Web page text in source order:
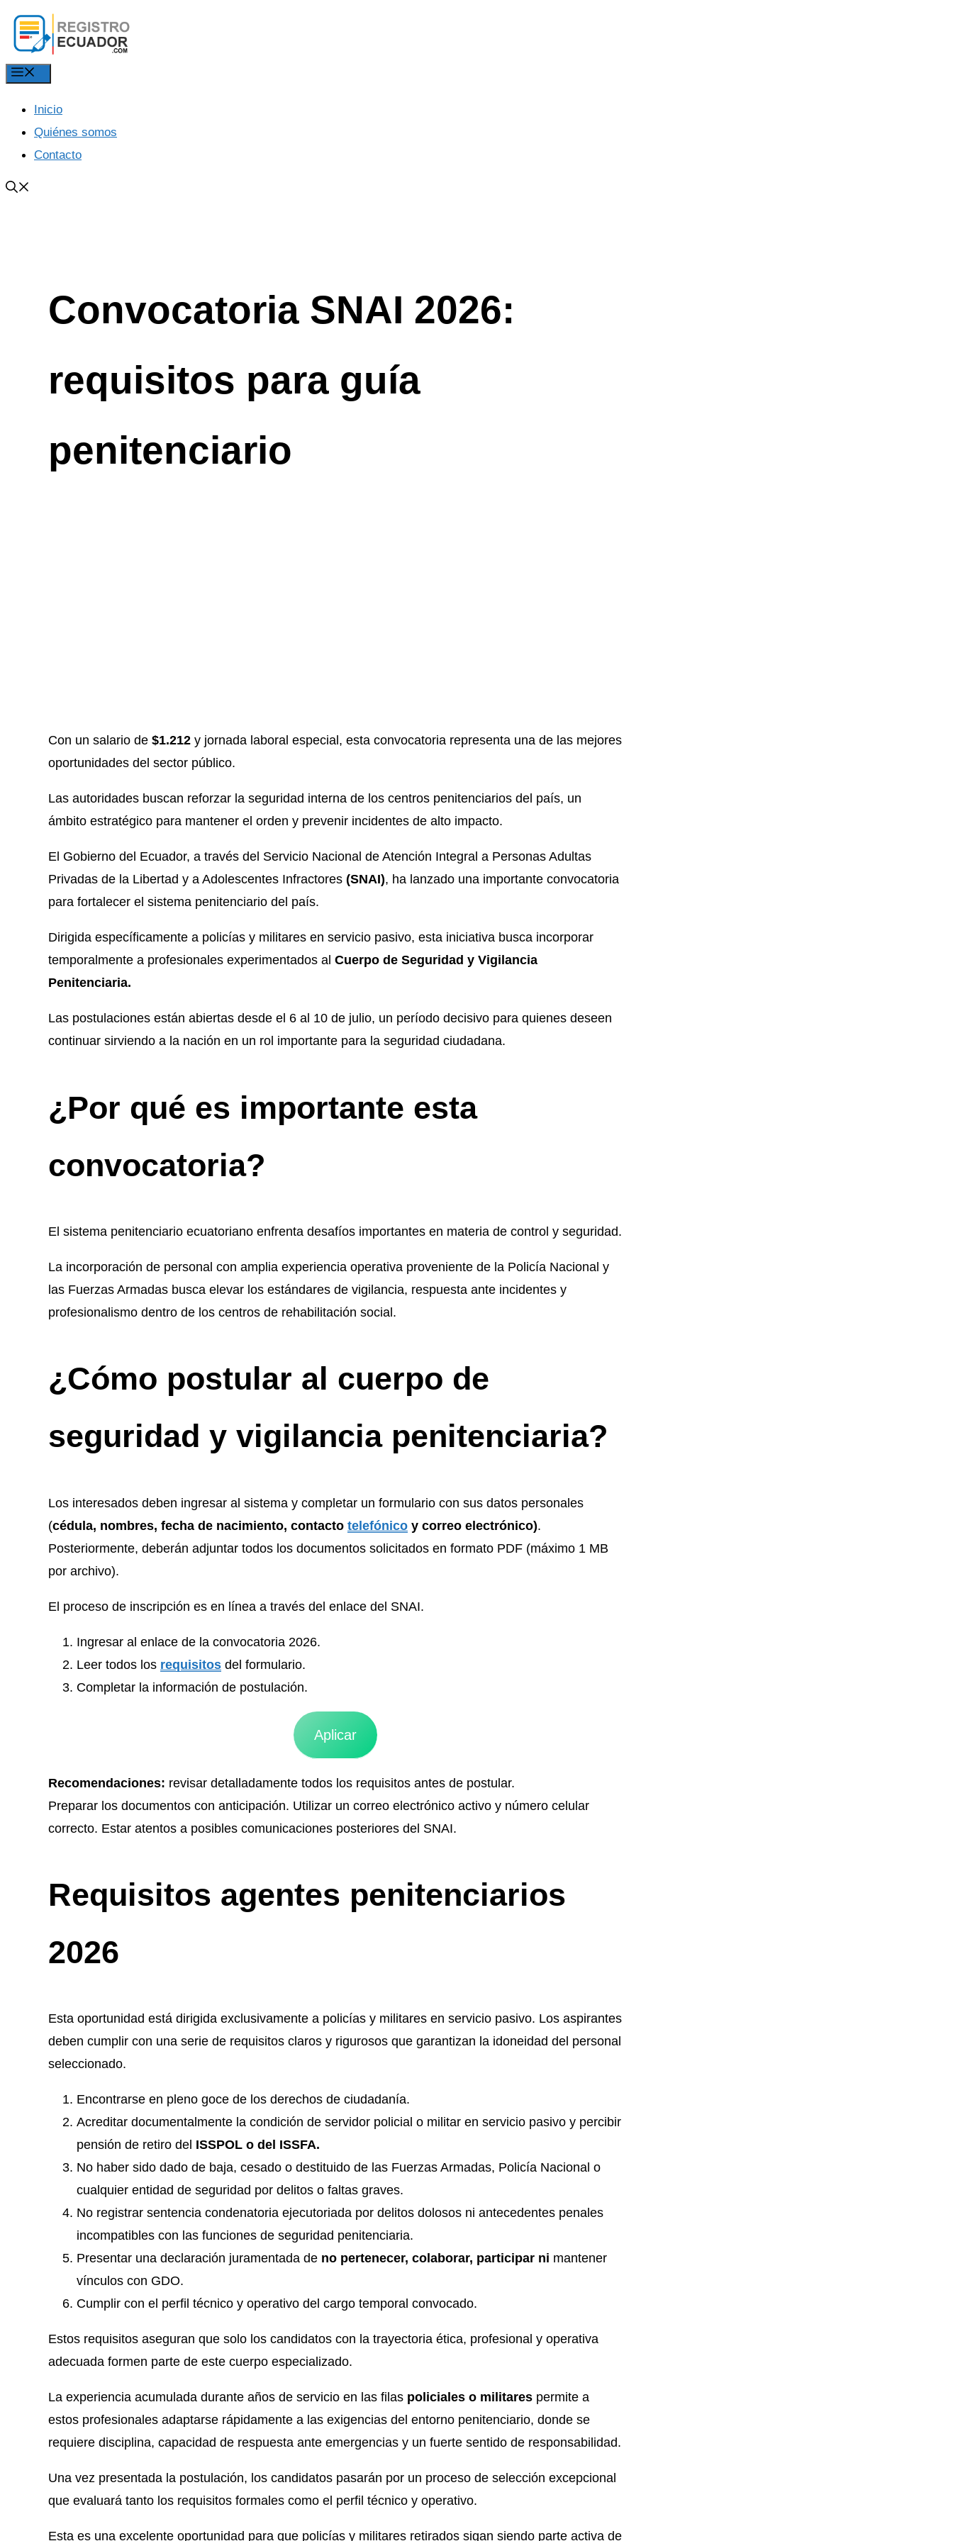
Saltar
contenido
Inicio
Quiénes somos
Contacto
Convocatoria SNAI 2026:
requisitos para guía
penitenciario
Con un salario de $1.212 y jornada laboral especial, esta convocatoria representa una de las mejores
oportunidades del sector público.
Las autoridades buscan reforzar la seguridad interna de los centros penitenciarios del país, un
ámbito estratégico para mantener el orden y prevenir incidentes de alto impacto.
El Gobierno del Ecuador, a través del Servicio Nacional de Atención Integral a Personas Adultas
Privadas de la Libertad y a Adolescentes Infractores (SNAI), ha lanzado una importante convocatoria
para fortalecer el sistema penitenciario del país.
Dirigida específicamente a policías y militares en servicio pasivo, esta iniciativa busca incorporar
temporalmente a profesionales experimentados al Cuerpo de Seguridad y Vigilancia
Penitenciaria.
Las postulaciones están abiertas desde el 6 al 10 de julio, un período decisivo para quienes deseen
continuar sirviendo a la nación en un rol importante para la seguridad ciudadana.
¿Por qué es importante esta
convocatoria?
El sistema penitenciario ecuatoriano enfrenta desafíos importantes en materia de control y seguridad.
La incorporación de personal con amplia experiencia operativa proveniente de la Policía Nacional y
las Fuerzas Armadas busca elevar los estándares de vigilancia, respuesta ante incidentes y
profesionalismo dentro de los centros de rehabilitación social.
¿Cómo postular al cuerpo de
seguridad y vigilancia penitenciaria?
Los interesados deben ingresar al sistema y completar un formulario con sus datos personales
(cédula, nombres, fecha de nacimiento, contacto telefónico y correo electrónico).
Posteriormente, deberán adjuntar todos los documentos solicitados en formato PDF (máximo 1 MB
por archivo).
El proceso de inscripción es en línea a través del enlace del SNAI.
Ingresar al enlace de la convocatoria 2026.
Leer todos los requisitos del formulario.
Completar la información de postulación.
Aplicar
Recomendaciones: revisar detalladamente todos los requisitos antes de postular.
Preparar los documentos con anticipación. Utilizar un correo electrónico activo y número celular
correcto. Estar atentos a posibles comunicaciones posteriores del SNAI.
Requisitos agentes penitenciarios
2026
Esta oportunidad está dirigida exclusivamente a policías y militares en servicio pasivo. Los aspirantes
deben cumplir con una serie de requisitos claros y rigurosos que garantizan la idoneidad del personal
seleccionado.
Encontrarse en pleno goce de los derechos de ciudadanía.
Acreditar documentalmente la condición de servidor policial o militar en servicio pasivo y percibir
pensión de retiro del ISSPOL o del ISSFA.
No haber sido dado de baja, cesado o destituido de las Fuerzas Armadas, Policía Nacional o
cualquier entidad de seguridad por delitos o faltas graves.
No registrar sentencia condenatoria ejecutoriada por delitos dolosos ni antecedentes penales
incompatibles con las funciones de seguridad penitenciaria.
Presentar una declaración juramentada de no pertenecer, colaborar, participar ni mantener
vínculos con GDO.
Cumplir con el perfil técnico y operativo del cargo temporal convocado.
Estos requisitos aseguran que solo los candidatos con la trayectoria ética, profesional y operativa
adecuada formen parte de este cuerpo especializado.
La experiencia acumulada durante años de servicio en las filas policiales o militares permite a
estos profesionales adaptarse rápidamente a las exigencias del entorno penitenciario, donde se
requiere disciplina, capacidad de respuesta ante emergencias y un fuerte sentido de responsabilidad.
Una vez presentada la postulación, los candidatos pasarán por un proceso de selección excepcional
que evaluará tanto los requisitos formales como el perfil técnico y operativo.
Esta es una excelente oportunidad para que policías y militares retirados sigan siendo parte activa de